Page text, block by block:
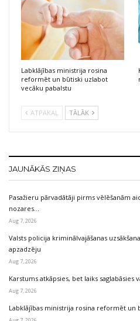
Labklājības ministrija rosina
reformēt un būtiski uzlabot
vecāku pabalstu
ATPAKAĻ TĀLĀK
JAUNĀKĀS ZIŅAS
Pasažieru pārvadātāji pirms vēlēšanām
nozares…
Aug 7, 2026
Valsts policija kriminālvajāšanas
apzadzēju
Aug 7, 2026
Karstums atkāpsies, bet laiks saglabāsies
Aug 7, 2026
Labklājības ministrija rosina reformēt un